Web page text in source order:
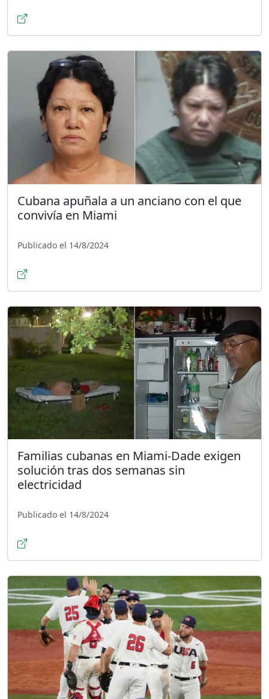
Cubana apuñala a un anciano con el que
convivía en Miami
Publicado el 14/8/2024
Familias cubanas en Miami-Dade exigen
solución tras dos semanas sin
electricidad
Publicado el 14/8/2024